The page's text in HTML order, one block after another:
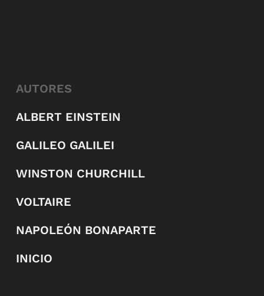
AUTORES
ALBERT EINSTEIN
GALILEO GALILEI
WINSTON CHURCHILL
VOLTAIRE
NAPOLEÓN BONAPARTE
INICIO